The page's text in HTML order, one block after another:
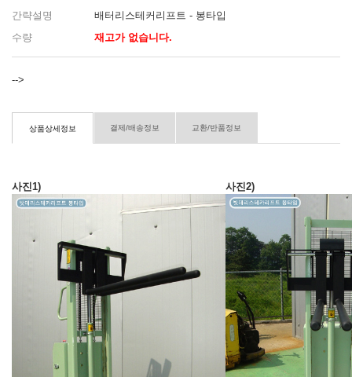
간략설명
배터리스테커리프트 - 봉타입
수량
재고가 없습니다.
-->
상품상세정보 결제/배송정보 교환/반품정보
사진1) 사진2)